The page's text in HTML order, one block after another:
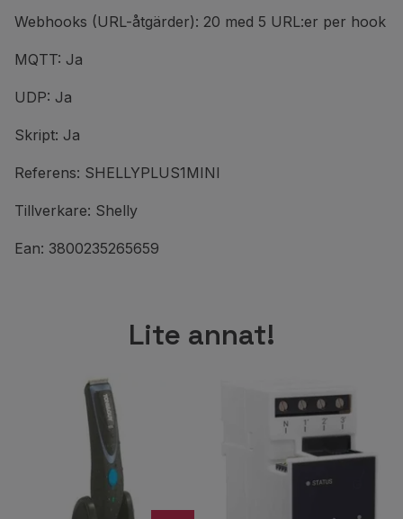
Webhooks (URL-åtgärder): 20 med 5 URL:er per hook
MQTT: Ja
UDP: Ja
Skript: Ja
Referens: SHELLYPLUS1MINI
Tillverkare: Shelly
Ean: 3800235265659
Lite annat!